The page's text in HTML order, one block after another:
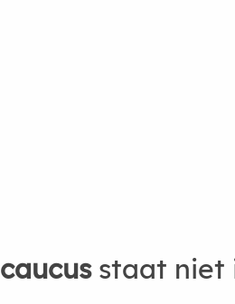
caucusstaat niet